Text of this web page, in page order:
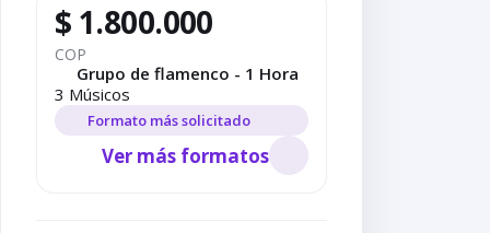
$ 1.800.000
COP
Grupo de flamenco - 1 Hora
3 Músicos
Formato más solicitado
Ver más formatos